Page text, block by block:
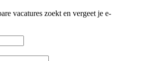
vacatures zoekt en vergeet je e-